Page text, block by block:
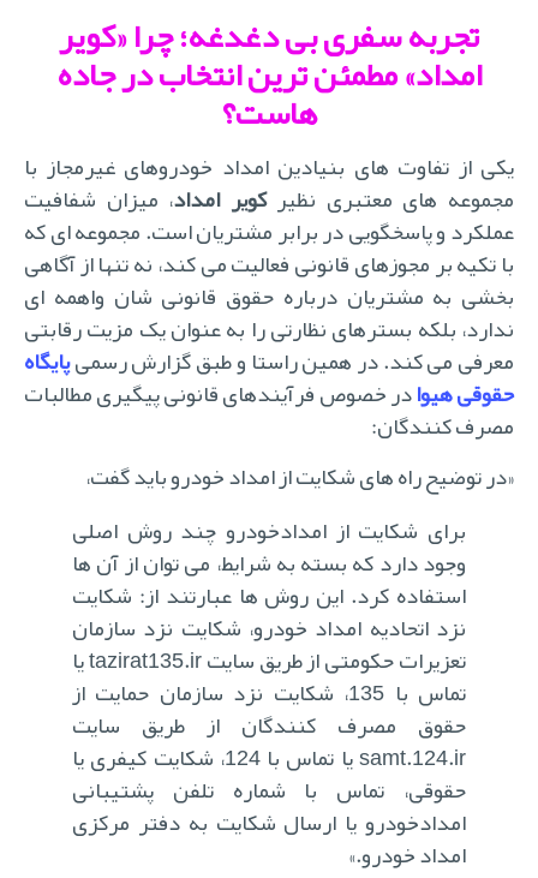
تجربه سفری بی دغدغه؛ چرا «کویر
امداد» مطمئن ترین انتخاب در جاده
هاست؟
یکی از تفاوت های بنیادین امداد خودروهای غیرمجاز با
مجموعه های معتبری نظیرکویر امداد، میزان شفافیت
عملکرد و پاسخگویی در برابر مشتریان است. مجموعه ای که
با تکیه بر مجوزهای قانونی فعالیت می کند، نه تنها از آگاهی
بخشی به مشتریان درباره حقوق قانونی شان واهمه ای
ندارد، بلکه بسترهای نظارتی را به عنوان یک مزیت رقابتی
معرفی می کند. در همین راستا و طبق گزارش رسمیپایگاه
حقوقی هیوادر خصوص فرآیندهای قانونی پیگیری مطالبات
مصرف کنندگان:
«در توضیح راه های شکایت از امداد خودرو باید گفت،
برای شکایت از امدادخودرو چند روش اصلی
وجود دارد که بسته به شرایط، می توان از آن ها
استفاده کرد. این روش ها عبارتند از: شکایت
نزد اتحادیه امداد خودرو، شکایت نزد سازمان
تعزیرات حکومتی از طریق سایت tazirat135.ir یا
تماس با 135، شکایت نزد سازمان حمایت از
حقوق مصرف کنندگان از طریق سایت
samt.124.ir یا تماس با 124، شکایت کیفری یا
حقوقی، تماس با شماره تلفن پشتیبانی
امدادخودرو یا ارسال شکایت به دفتر مرکزی
امداد خودرو.»